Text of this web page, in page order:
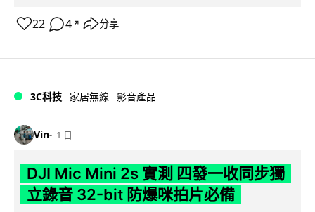
22 4 ↗ 分享
3C科技 家居無線 影音產品
Vin 1 日
DJI Mic Mini 2s 實測 四發一收同步獨
立錄音 32-bit 防爆咪拍片必備